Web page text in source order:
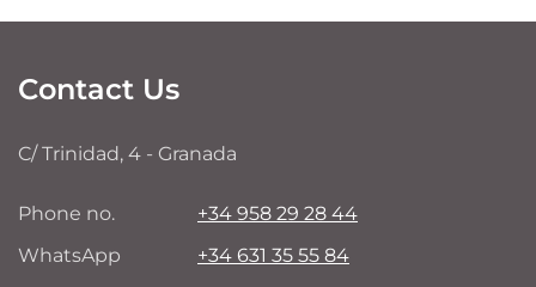
Contact Us
C/ Trinidad, 4 - Granada
Phone no.
+34 958 29 28 44
WhatsApp
+34 631 35 55 84